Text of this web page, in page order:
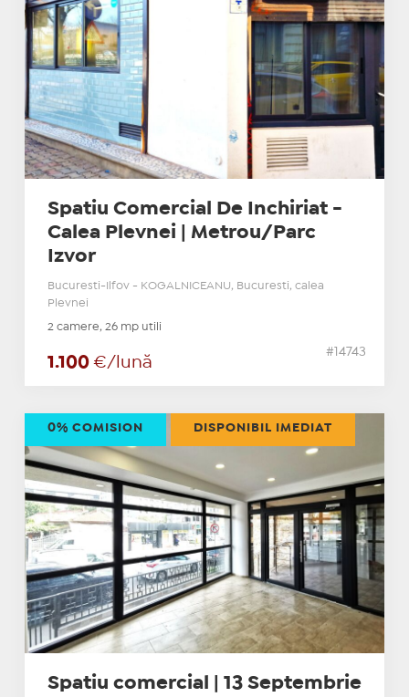
Spatiu Comercial De Inchiriat -
Calea Plevnei | Metrou/Parc
Izvor
Bucuresti-Ilfov - KOGALNICEANU, Bucuresti, calea
Plevnei
2 camere, 26 mp utili
1.100 €/lună
#14743
Spatiu comercial | 13 Septembrie
0% COMISION DISPONIBIL IMEDIAT